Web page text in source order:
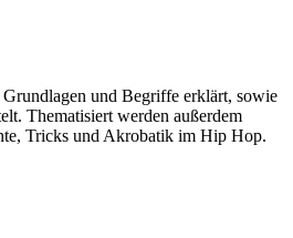
und Begriffe erklärt, sowie
Thematisiert werden außerdem
Tricks und Akrobatik im Hip Hop.